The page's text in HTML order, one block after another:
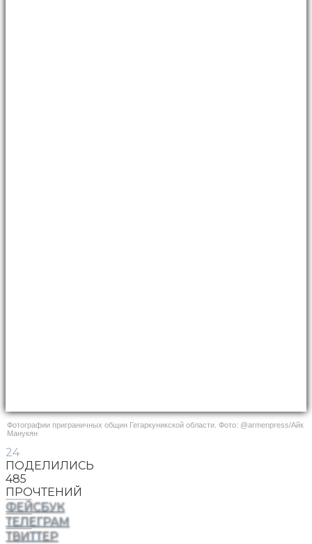
Фотографии приграничных общин Гегаркуникской области. Фото: @armenpress/Айк
Манукян
24
ПОДЕЛИЛИСЬ
485
ПРОЧТЕНИЙ
ФЕЙСБУК
ТЕЛЕГРАМ
ТВИТТЕР